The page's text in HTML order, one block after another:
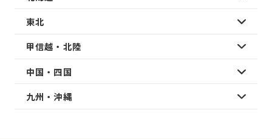
東北
甲信越・北陸
中国・四国
九州・沖縄